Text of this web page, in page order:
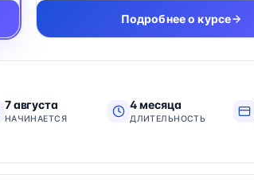
Подробнее о курсе
7 августа
НАЧИНАЕТСЯ
4 месяца
ДЛИТЕЛЬНОСТЬ